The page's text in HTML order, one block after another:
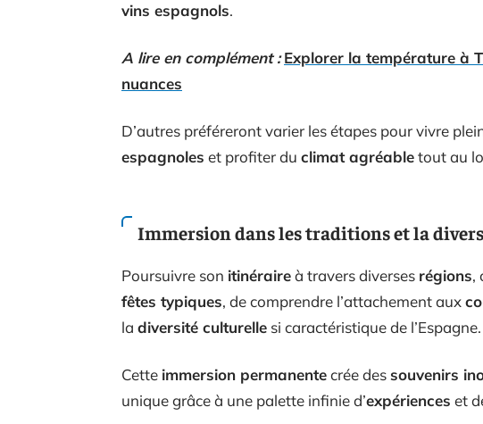
vins espagnols.
A lire en complément : Explorer la température à
nuances
D’autres préféreront varier les étapes pour vivre
espagnoles et profiter du climat agréabletout au
Immersion dans les traditions et la
Poursuivre son itinéraireà travers diverses régions,
fêtes typiques, de comprendre l’attachement aux
la diversité culturelle si caractéristique de l’Espagne.
Cette immersion permanentecrée dessouvenirs
unique grâce à une palette infinie d’expériences et